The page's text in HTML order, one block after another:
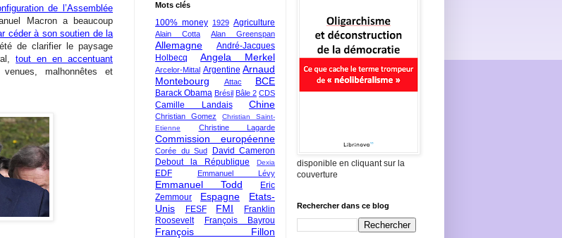
de l’Assemblée
Macron a beaucoup
céder à son soutien de la
de clarifier le paysage
tout en en accentuant
malhonnêtes et
Mots clés
100% money 1929 Agriculture
Alain Cotta Alan Greenspan
Allemagne
André-Jacques
Holbecq
Angela Merkel
Arcelor-Mittal Argentine Arnaud
Montebourg
Attac BCE
Barack Obama Brésil Bâle 2 CDS
Camille Landais Chine
Christian Gomez
Christian Saint-
Etienne
Christine Lagarde
Commission européenne
Corée du Sud
David Cameron
Debout la République
Dexia
EDF Emmanuel Lévy
Emmanuel Todd
Eric
Zemmour
Espagne
Etats-
Unis
FESF FMI
Franklin
Roosevelt
François Bayrou
François Fillon
disponible en cliquant sur la
couverture
Rechercher dans ce blog